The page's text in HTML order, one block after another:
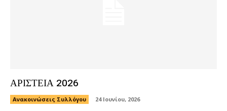
ΑΡΙΣΤΕΙΑ 2026
Ανακοινώσεις Συλλόγου 24 Ιουνίου, 2026